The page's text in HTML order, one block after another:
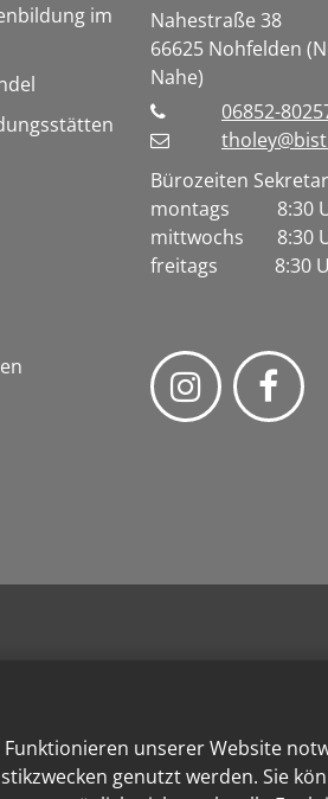
unserer Website
genutzt werden. Sie
im
Nahestraße 38
66625 Nohfelden
Nahe)
06852-
Bürozeiten
montags 8:30
mittwochs 8:30
freitags 8:30